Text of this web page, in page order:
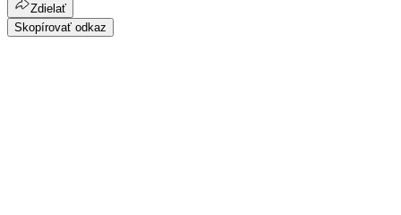
Zdielať
Skopírovať odkaz